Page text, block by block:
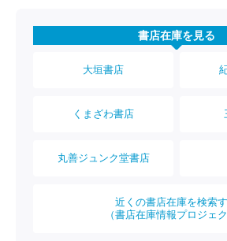
書店在庫を見る
大垣書店
くまざわ書店
丸善ジュンク堂書店
近くの書店在庫を検索
（書店在庫情報プロジェク